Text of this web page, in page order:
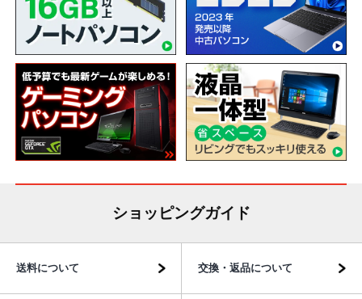
ショッピングガイド
送料について 交換・返品について